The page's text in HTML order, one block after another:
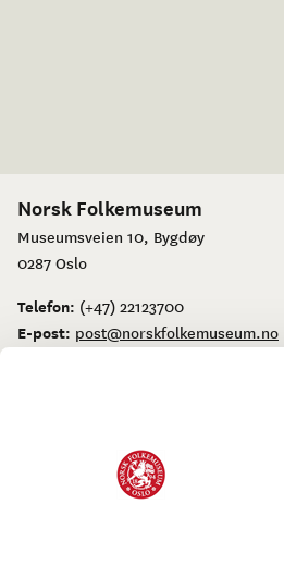
Norsk Folkemuseum
Museumsveien 10, Bygdøy
0287 Oslo
Telefon: (+47) 22123700
E-post: post@norskfolkemuseum.no